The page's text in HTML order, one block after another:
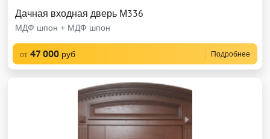
Дачная входная дверь М336
МДФ шпон + МДФ шпон
от 47 000 руб Подробнее